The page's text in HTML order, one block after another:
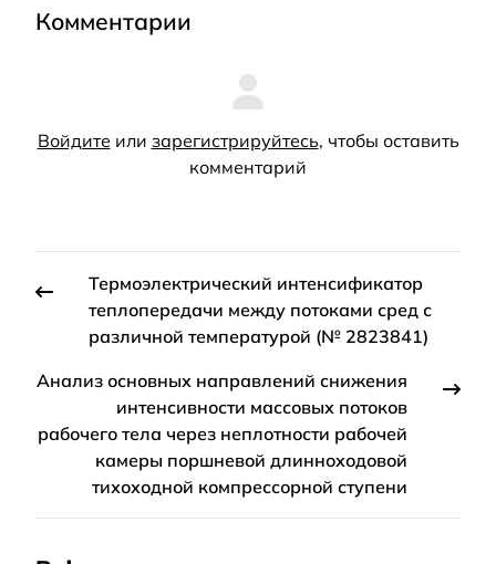
Комментарии
Войдите или зарегистрируйтесь, чтобы оставить
комментарий
Термоэлектрический интенсификатор
теплопередачи между потоками сред с
различной температурой (№ 2823841)
Анализ основных направлений снижения
интенсивности массовых потоков
рабочего тела через неплотности рабочей
камеры поршневой длинноходовой
тихоходной компрессорной ступени